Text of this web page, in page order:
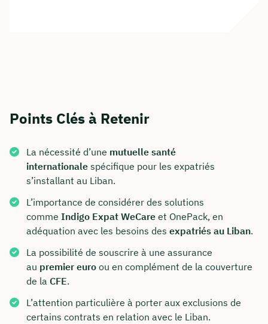
Points Clés à Retenir
La nécessité d’une mutuelle santé
internationale spécifique pour les expatriés
s’installant au Liban.
L’importance de considérer des solutions
comme Indigo Expat WeCare et OnePack, en
adéquation avec les besoins des expatriés au Liban.
La possibilité de souscrire à une assurance
au premier euro ou en complément de la couverture
de la CFE.
L’attention particulière à porter aux exclusions de
certains contrats en relation avec le Liban.